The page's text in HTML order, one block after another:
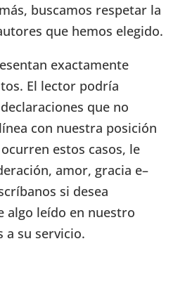
buscamos respetar la
que hemos elegido.
exactamente
El lector podría
que no
con nuestra posición
estos casos, le
amor, gracia e–
si desea
algo leído en nuestro
a su servicio.